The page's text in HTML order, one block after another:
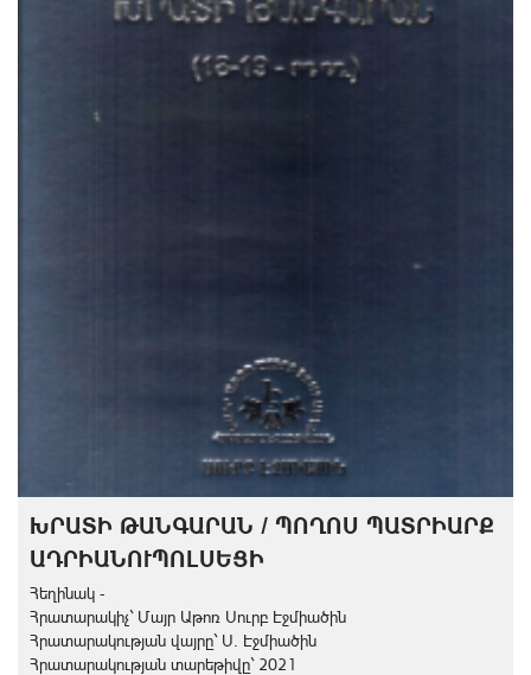
ԽՐԱՏԻ ԹԱՆԳԱՐԱՆ / ՊՈՂՈՍ ՊԱՏՐԻԱՐՔ
ԱԴՐԻԱՆՈՒՊՈԼՍԵՑԻ
Հեղինակ -
Հրատարակիչ` Մայր Աթոռ Սուրբ Էջմիածին
Հրատարակության վայրը` Ս. Էջմիածին
Հրատարակության տարեթիվը` 2021